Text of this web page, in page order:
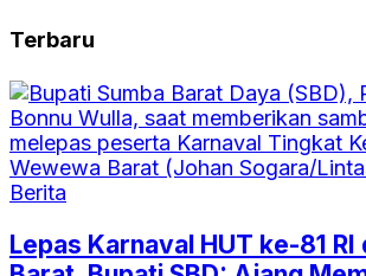
Terbaru
Berita
Lepas Karnaval HUT ke-81